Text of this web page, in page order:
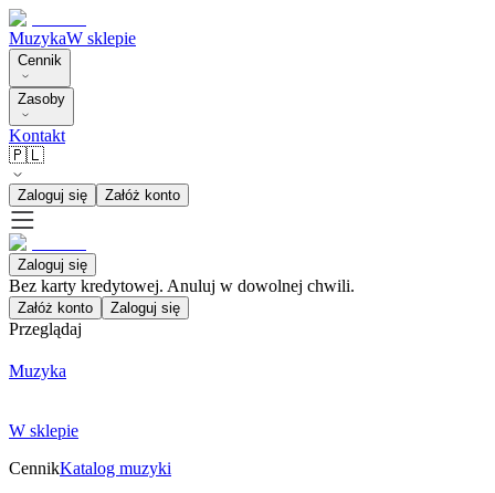
MuzykaW sklepie
Cennik
Zasoby
Kontakt
🇵🇱
Zaloguj się Załóż konto
Zaloguj się
Bez karty kredytowej. Anuluj w dowolnej chwili.
Załóż konto Zaloguj się
Przeglądaj
Muzyka
W sklepie
CennikKatalog muzyki